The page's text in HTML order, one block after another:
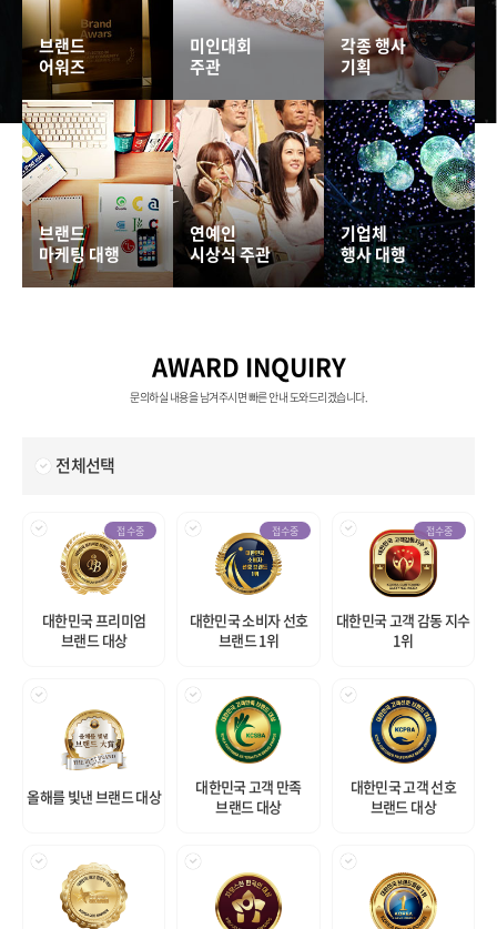
브랜드
어워즈
미인대회
주관
각종 행사
기획
브랜드
마케팅 대행
연예인
시상식 주관
기업체
행사 대행
AWARD INQUIRY
문의하실 내용을 남겨주시면 빠른 안내 도와드리겠습니다.
전체선택
대한민국 프리미엄
브랜드 대상
접수중
대한민국 소비자 선호
브랜드 1위
접수중
대한민국 고객 감동 지수
1위
접수중
올해를 빛낸 브랜드 대상
대한민국 고객 만족
브랜드 대상
대한민국 고객 선호
브랜드 대상